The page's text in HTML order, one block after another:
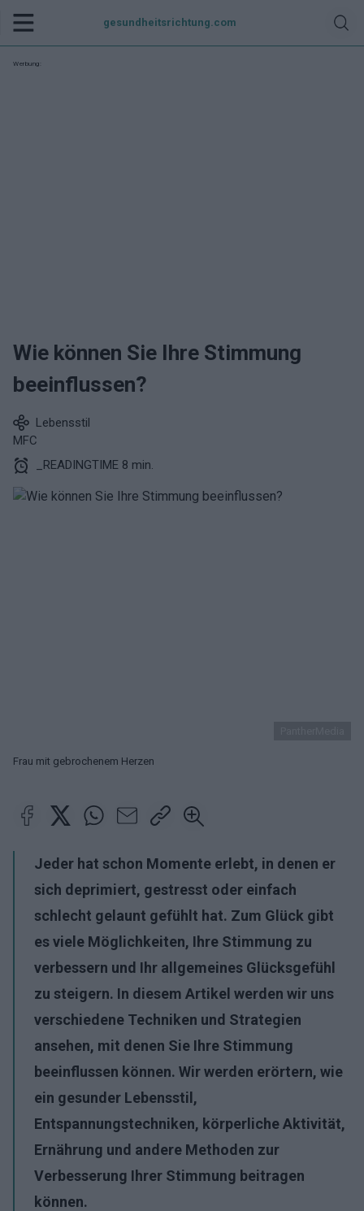
gesundheitsrichtung.com
Werbung:
Wie können Sie Ihre Stimmung
beeinflussen?
Lebensstil
MFC
_READINGTIME 8 min.
Frau mit gebrochenem Herzen
Jeder hat schon Momente erlebt, in denen er
sich deprimiert, gestresst oder einfach
schlecht gelaunt gefühlt hat. Zum Glück gibt
es viele Möglichkeiten, Ihre Stimmung zu
verbessern und Ihr allgemeines Glücksgefühl
zu steigern. In diesem Artikel werden wir uns
verschiedene Techniken und Strategien
ansehen, mit denen Sie Ihre Stimmung
beeinflussen können. Wir werden erörtern, wie
ein gesunder Lebensstil,
Entspannungstechniken, körperliche Aktivität,
Ernährung und andere Methoden zur
Verbesserung Ihrer Stimmung beitragen
können.